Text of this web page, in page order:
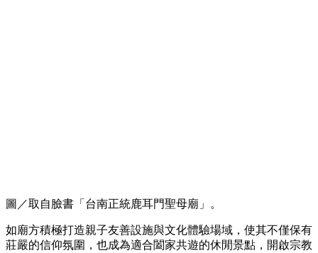
圖／取自臉書「台南正統鹿耳門聖母廟」。
如廟方積極打造親子友善設施與文化體驗場域，使其不僅保有
莊嚴的信仰氛圍，也成為適合闔家共遊的休閒景點，開啟宗教